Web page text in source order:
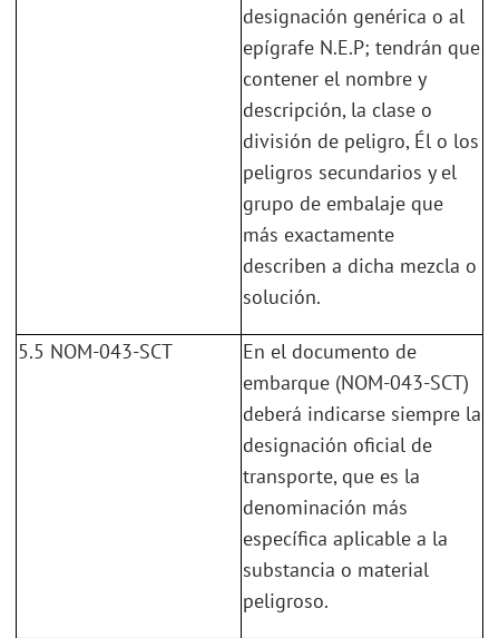
designación genérica o al
epígrafe N.E.P; tendrán que
contener el nombre y
descripción, la clase o
división de peligro, Él o los
peligros secundarios y el
grupo de embalaje que
más exactamente
describen a dicha mezcla o
solución.
5.5 NOM-043-SCT
En el documento de
embarque (NOM-043-SCT)
deberá indicarse siempre la
designación oficial de
transporte, que es la
denominación más
específica aplicable a la
substancia o material
peligroso.